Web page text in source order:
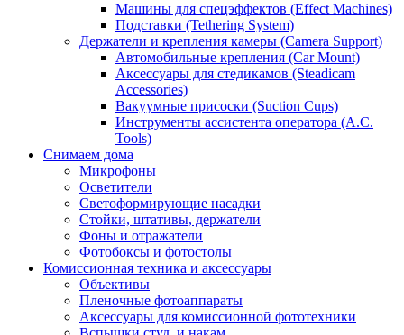
Машины для спецэффектов (Effect Machines)
Подставки (Tethering System)
Держатели и крепления камеры (Camera Support)
Автомобильные крепления (Car Mount)
Аксессуары для стедикамов (Steadicam
Accessories)
Вакуумные присоски (Suction Cups)
Инструменты ассистента оператора (A.C.
Tools)
Снимаем дома
Микрофоны
Осветители
Светоформирующие насадки
Стойки, штативы, держатели
Фоны и отражатели
Фотобоксы и фотостолы
Комиссионная техника и аксессуары
Объективы
Пленочные фотоаппараты
Аксессуары для комиссионной фототехники